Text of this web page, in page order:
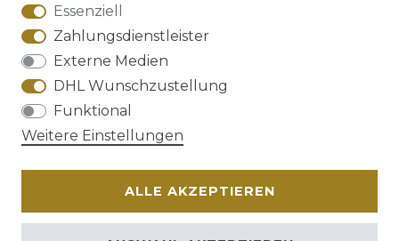
Widerrufs­recht
Essenziell
Zahlungsdienstleister
Externe Medien
DHL Wunschzustellung
Funktional
Weitere Einstellungen
ALLE AKZEPTIEREN